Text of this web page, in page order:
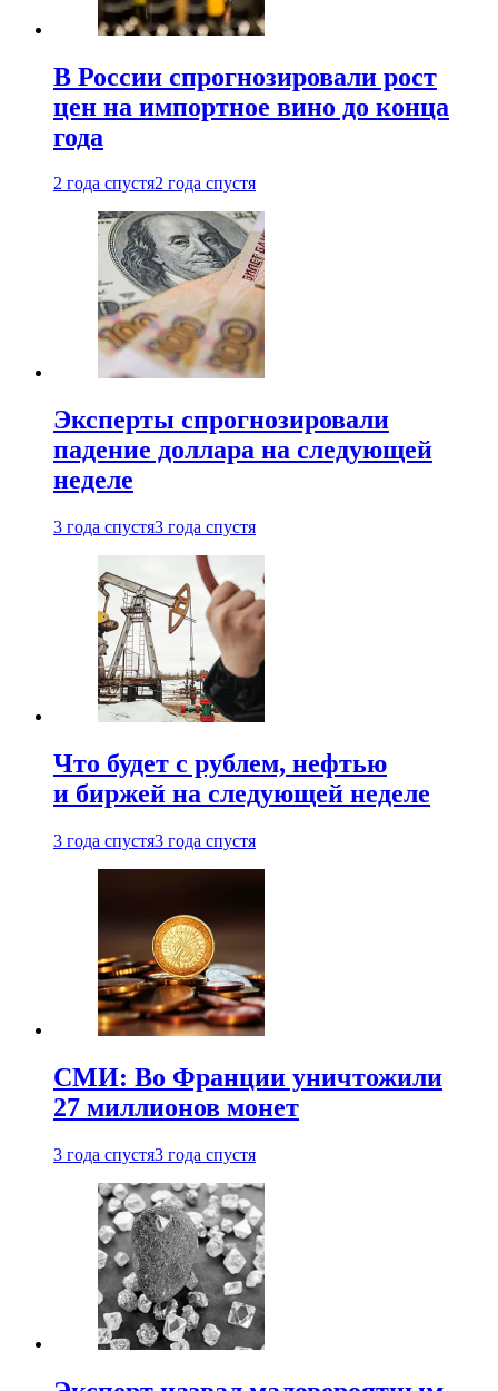
В России спрогнозировали рост
цен на импортное вино до конца
года
2 года спустя2 года спустя
Эксперты спрогнозировали
падение доллара на следующей
неделе
3 года спустя3 года спустя
Что будет с рублем, нефтью
и биржей на следующей неделе
3 года спустя3 года спустя
СМИ: Во Франции уничтожили
27 миллионов монет
3 года спустя3 года спустя